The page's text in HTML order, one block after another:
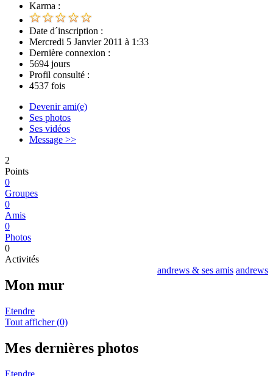
Karma :
Date d´inscription :
Mercredi 5 Janvier 2011 à 1:33
Dernière connexion :
5694 jours
Profil consulté :
4537 fois
Devenir ami(e)
Ses photos
Ses vidéos
Message >>
2
Points
0
Groupes
0
Amis
0
Photos
0
Activités
andrews & ses amis andrews
Mon mur
Etendre
Tout afficher (0)
Mes dernières photos
Etendre